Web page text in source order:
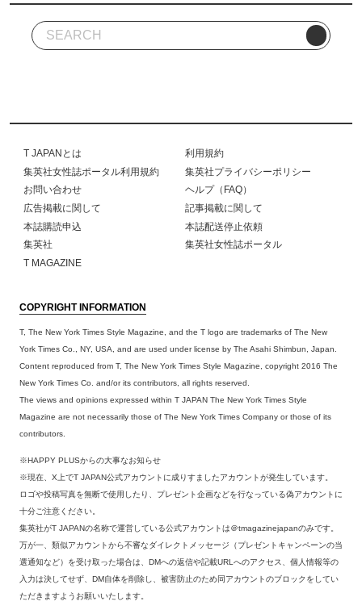
T JAPANとは
利用規約
集英社女性誌ポータル利用規約
集英社プライバシーポリシー
お問い合わせ
ヘルプ（FAQ）
広告掲載に関して
記事掲載に関して
本誌購読申込
本誌配送停止依頼
集英社
集英社女性誌ポータル
T MAGAZINE
COPYRIGHT INFORMATION
T, The New York Times Style Magazine, and the T logo are trademarks of The New
York Times Co., NY, USA, and are used under license by The Asahi Shimbun, Japan.
Content reproduced from T, The New York Times Style Magazine, copyright 2016 The
New York Times Co. and/or its contributors, all rights reserved.
The views and opinions expressed within T JAPAN The New York Times Style
Magazine are not necessarily those of The New York Times Company or those of its
contributors.
※HAPPY PLUSからの大事なお知らせ
※現在、X上でT JAPAN公式アカウントに成りすましたアカウントが発生しています。
ロゴや投稿写真を無断で使用したり、プレゼント企画などを行なっている偽アカウントに
十分ご注意ください。
集英社がT JAPANの名称で運営している公式アカウントは＠tmagazinejapanのみです。
万が一、類似アカウントから不審なダイレクトメッセージ（プレゼントキャンペーンの当
選通知など）を受け取った場合は、DMへの返信や記載URLへのアクセス、個人情報等の
入力は決してせず、DM自体を削除し、被害防止のため同アカウントのブロックをしてい
ただきますようお願いいたします。